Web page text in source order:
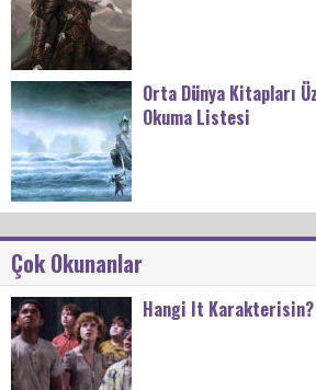
Orta Dünya Kitapları
Okuma Listesi
Çok Okunanlar
Hangi It Karakterisin?